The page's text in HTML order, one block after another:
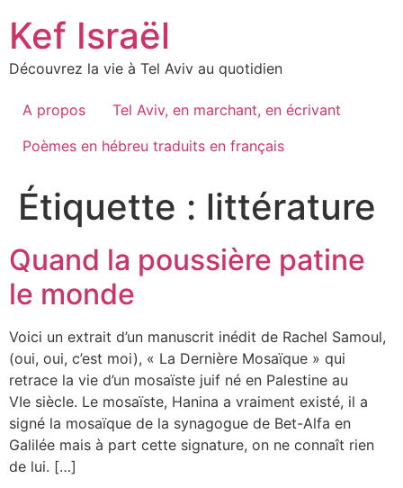
content
Kef Israël
Découvrez la vie à Tel Aviv au quotidien
A propos
Tel Aviv, en marchant, en écrivant
Poèmes en hébreu traduits en français
Étiquette : littérature
Quand la poussière patine
le monde
Voici un extrait d’un manuscrit inédit de Rachel Samoul,
(oui, oui, c’est moi), « La Dernière Mosaïque » qui
retrace la vie d’un mosaïste juif né en Palestine au
VIe siècle. Le mosaïste, Hanina a vraiment existé, il a
signé la mosaïque de la synagogue de Bet-Alfa en
Galilée mais à part cette signature, on ne connaît rien
de lui. […]